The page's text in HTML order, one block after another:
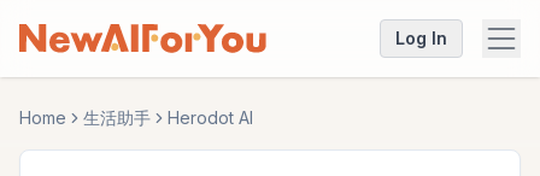
Log In
Home 生活助手 Herodot AI